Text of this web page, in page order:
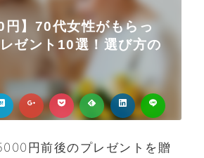
円】70代女性がもらっ
ゼント10選！選び方の
円前後のプレゼントを贈